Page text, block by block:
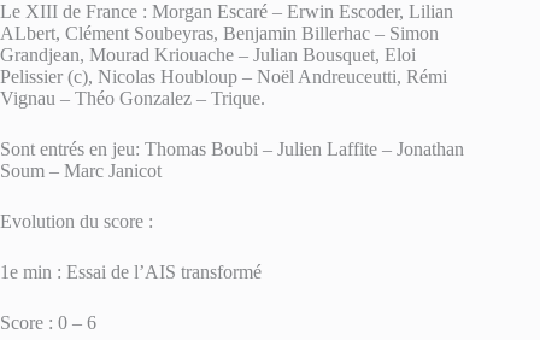
Le XIII de France : Morgan Escaré – Erwin Escoder, Lilian
ALbert, Clément Soubeyras, Benjamin Billerhac – Simon
Grandjean, Mourad Kriouache – Julian Bousquet, Eloi
Pelissier (c), Nicolas Houbloup – Noël Andreuceutti, Rémi
Vignau – Théo Gonzalez – Trique.
Sont entrés en jeu: Thomas Boubi – Julien Laffite – Jonathan
Soum – Marc Janicot
Evolution du score :
1e min : Essai de l’AIS transformé
Score : 0 – 6